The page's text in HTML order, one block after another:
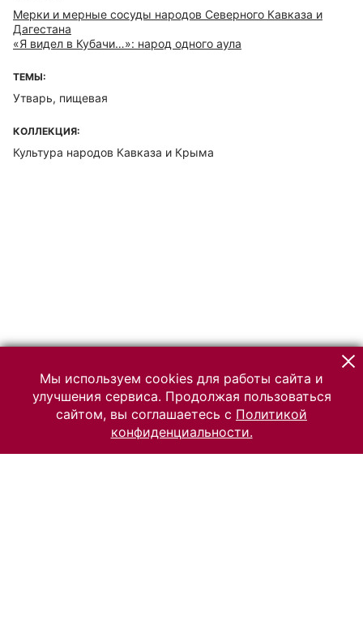
Мерки и мерные сосуды народов Северного Кавказа и
Дагестана
«Я видел в Кубачи…»: народ одного аула
ТЕМЫ:
Утварь, пищевая
КОЛЛЕКЦИЯ:
Культура народов Кавказа и Крыма
Мы используем cookies для работы сайта и
улучшения сервиса. Продолжая пользоваться
сайтом, вы соглашаетесь с Политикой
конфиденциальности.